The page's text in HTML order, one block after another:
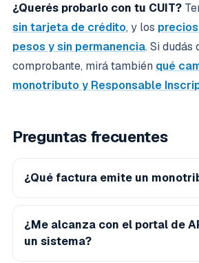
¿Querés probarlo con tu CUIT?
sin tarjeta de crédito, y los
pesos y sin permanencia. Si dudás
comprobante, mirá también qué
monotributo y Responsable
Preguntas frecuentes
¿Qué factura emite un
¿Me alcanza con el portal de
un sistema?